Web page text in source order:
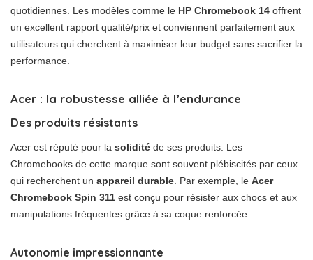
quotidiennes. Les modèles comme le HP Chromebook 14 offrent
un excellent rapport qualité/prix et conviennent parfaitement aux
utilisateurs qui cherchent à maximiser leur budget sans sacrifier la
performance.
Acer : la robustesse alliée à l’endurance
Des produits résistants
Acer est réputé pour la solidité de ses produits. Les
Chromebooks de cette marque sont souvent plébiscités par ceux
qui recherchent un appareil durable . Par exemple, le Acer
Chromebook Spin 311 est conçu pour résister aux chocs et aux
manipulations fréquentes grâce à sa coque renforcée.
Autonomie impressionnante